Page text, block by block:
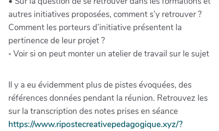
autres initiatives proposées, comment s’y retrouver ?
Comment les porteurs d’initiative présentent la
pertinence de leur projet ?
◦ Voir si on peut monter un atelier de travail sur le sujet
Il y a eu évidemment plus de pistes évoquées, des
références données pendant la réunion. Retrouvez les
sur la transcription des notes prises en séance
https://www.ripostecreativepedagogique.xyz/?